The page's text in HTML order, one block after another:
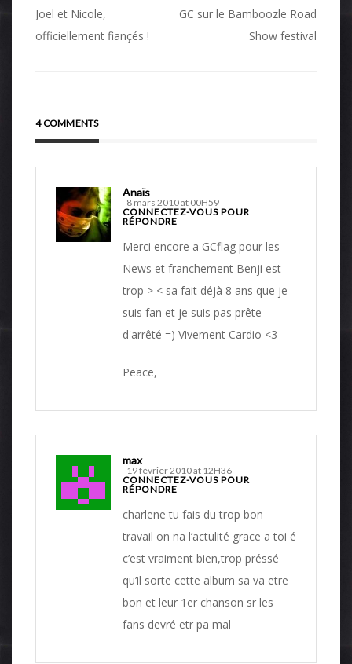
Navigation
de
Joel et Nicole,
officiellement fiançés !
GC sur le Bamboozle Road
Show festival
4 COMMENTS
Anaïs
8 mars 2010 at 00H59
CONNECTEZ-VOUS POUR
RÉPONDRE
Merci encore a GCflag pour les
News et franchement Benji est
trop > < sa fait déjà 8 ans que je
suis fan et je suis pas prête
d'arrêté =) Vivement Cardio <3
Peace,
max
19 février 2010 at 12H36
CONNECTEZ-VOUS POUR
RÉPONDRE
charlene tu fais du trop bon
travail on na l’actulité grace a toi é
c’est vraiment bien,trop préssé
qu’il sorte cette album sa va etre
bon et leur 1er chanson sr les
fans devré etr pa mal